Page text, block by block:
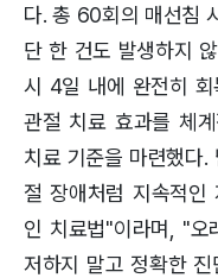
다. 총 60회의 매선침
단 한 건도 발생하지
시 4일 내에 완전히 회
관절 치료 효과를 체
치료 기준을 마련했다
절 장애처럼 지속적인
인 치료법"이라며, "오
저하지 말고 정확한